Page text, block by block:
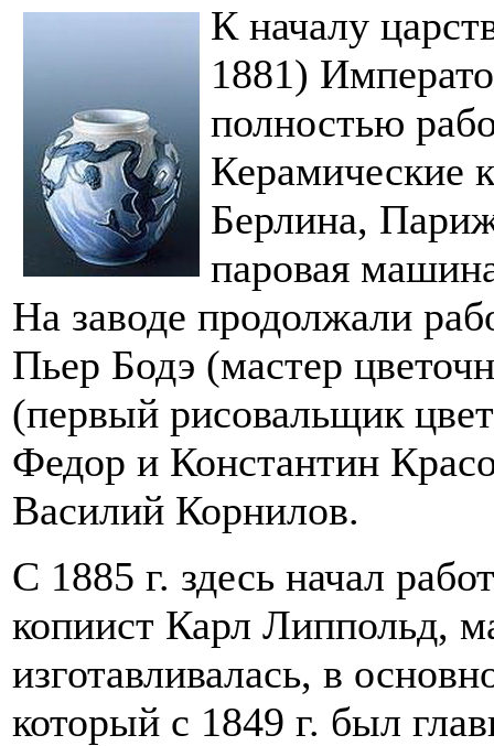
К началу
1881)
полностью
Керамические
Берлина,
паровая
На заводе продолжали
Пьер Бодэ (мастер
(первый рисовальщик
Федор и Константин
Василий Корнилов.
С 1885 г. здесь начал
копиист Карл Липпольд,
изготавливалась, в
который с 1849 г. был